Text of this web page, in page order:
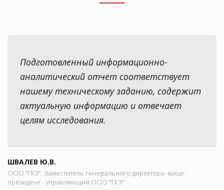
Подготовленный информационно-
аналитический отчет соответствует
нашему техническому заданию, содержит
актуальную информацию и отвечает
целям исследования.
ШВАЛЕВ Ю.В.
ООО "ГКЗ", Заместитель генерального директора -вице-
президент - управляющий ООО "ГКЗ"